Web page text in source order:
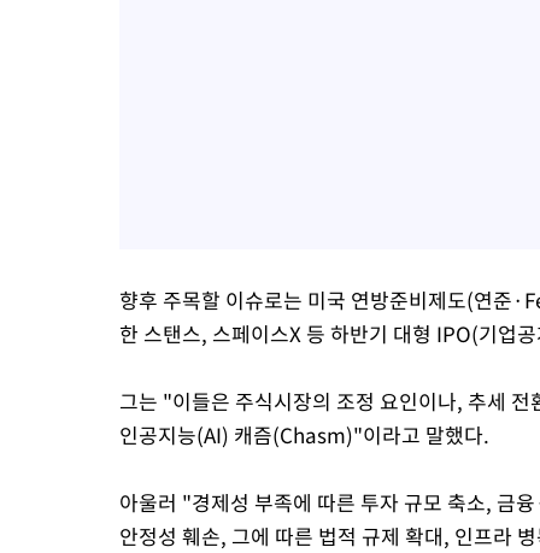
향후 주목할 이슈로는 미국 연방준비제도(연준
한 스탠스, 스페이스X 등 하반기 대형 IPO(기업
그는 "이들은 주식시장의 조정 요인이나, 추세
인공지능(AI) 캐즘(Chasm)"이라고 말했다.
아울러 "경제성 부족에 따른 투자 규모 축소, 금
안정성 훼손, 그에 따른 법적 규제 확대, 인프라